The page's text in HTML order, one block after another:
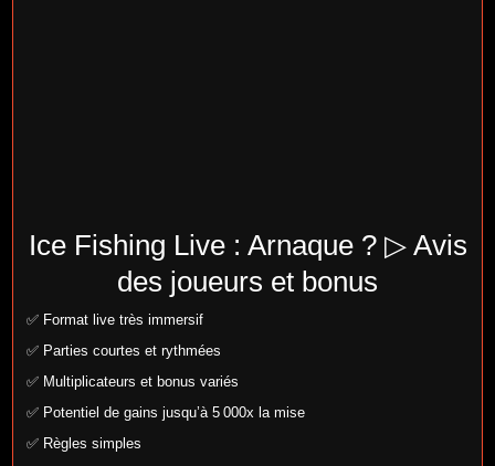
Ice Fishing Live : Arnaque ? ▷ Avis
des joueurs et bonus
✅ Format live très immersif
✅ Parties courtes et rythmées
✅ Multiplicateurs et bonus variés
✅ Potentiel de gains jusqu’à 5 000x la mise
✅ Règles simples